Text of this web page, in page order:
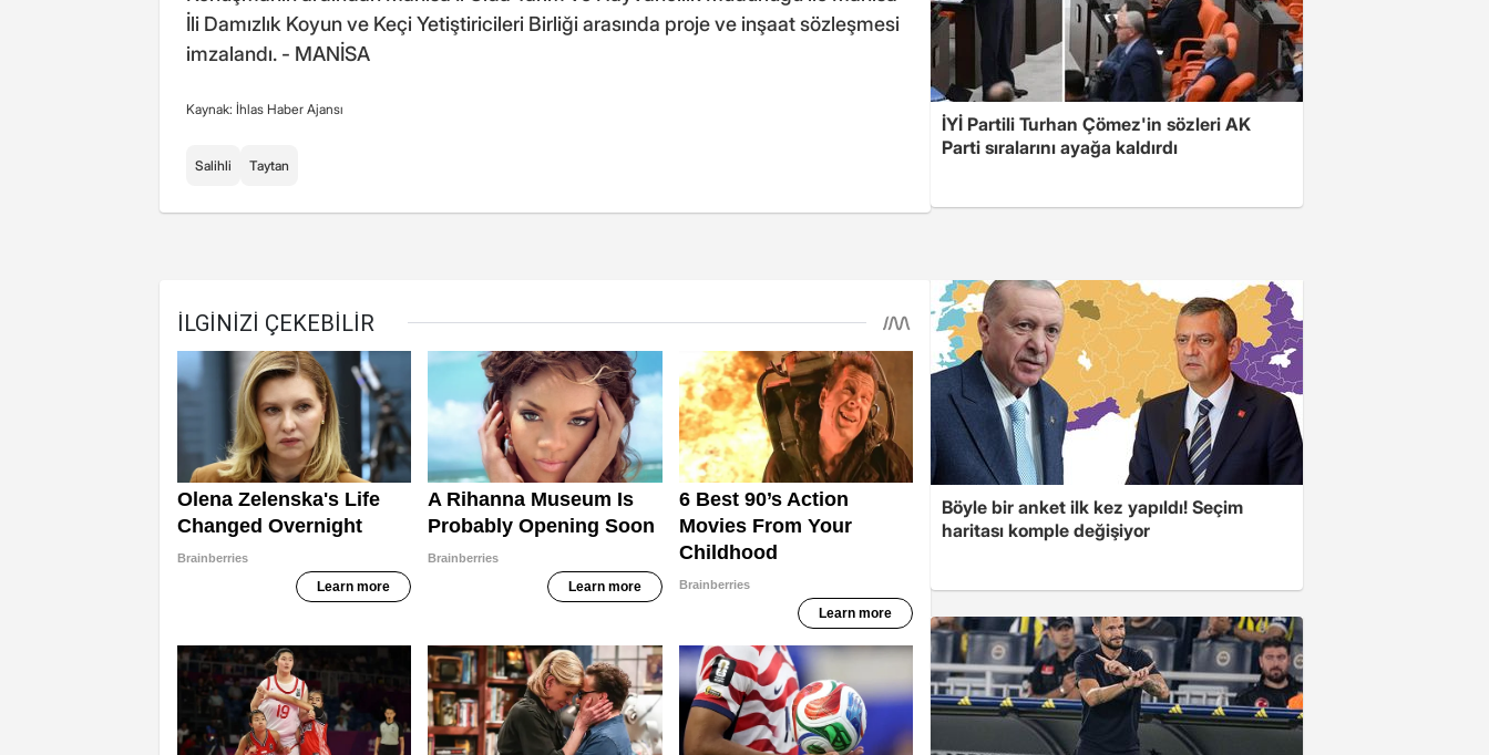
İli Damızlık Koyun ve Keçi Yetiştiricileri Birliği arasında proje ve inşaat sözleşmesi
imzalandı. - MANİSA
Kaynak: İhlas Haber Ajansı
Salihli Taytan
İYİ Partili Turhan Çömez'in sözleri AK
Parti sıralarını ayağa kaldırdı
Böyle bir anket ilk kez yapıldı! Seçim
haritası komple değişiyor